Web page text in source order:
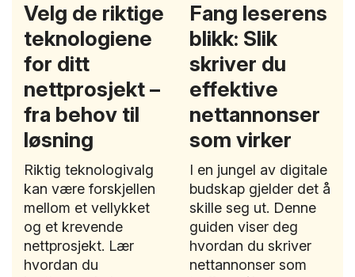
Velg de riktige
teknologiene
for ditt
nettprosjekt –
fra behov til
løsning
Riktig teknologivalg
kan være forskjellen
mellom et vellykket
og et krevende
nettprosjekt. Lær
hvordan du
Fang leserens
blikk: Slik
skriver du
effektive
nettannonser
som virker
I en jungel av digitale
budskap gjelder det å
skille seg ut. Denne
guiden viser deg
hvordan du skriver
nettannonser som